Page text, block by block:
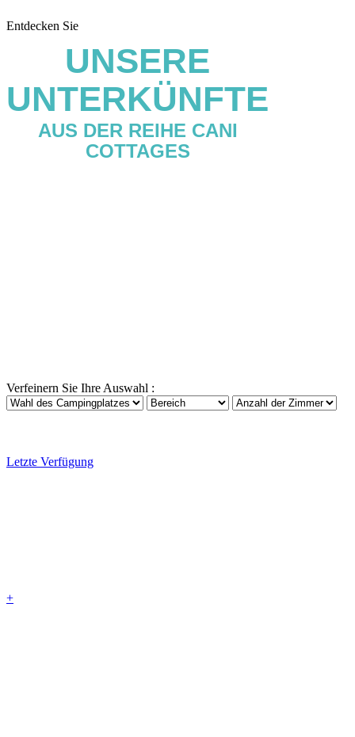
Entdecken Sie
UNSERE
UNTERKÜNFTE
AUS DER REIHE CANI
COTTAGES
Verfeinern Sie Ihre Auswahl :
Letzte Verfügung
+